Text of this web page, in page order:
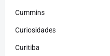
Cummins
Curiosidades
Curitiba